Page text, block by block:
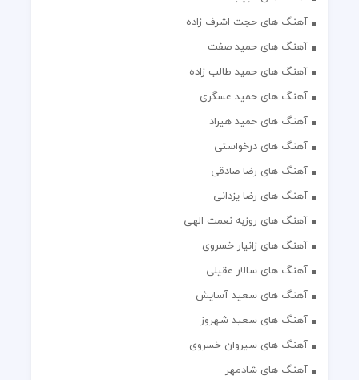
آهنگ های حجت اشرف زاده
آهنگ های حمید صفت
آهنگ های حمید طالب زاده
آهنگ های حمید عسگری
آهنگ های حمید هیراد
آهنگ های درخواستی
آهنگ های رضا صادقی
آهنگ های رضا یزدانی
آهنگ های روزبه نعمت الهی
آهنگ های زانیار خسروی
آهنگ های سالار عقیلی
آهنگ های سعید آسایش
آهنگ های سعید شهروز
آهنگ های سیروان خسروی
آهنگ های شادمهر